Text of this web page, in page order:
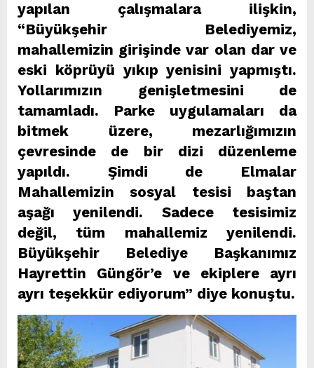
yapılan çalışmalara ilişkin,
“Büyükşehir Belediyemiz,
mahallemizin girişinde var olan dar ve
eski köprüyü yıkıp yenisini yapmıştı.
Yollarımızın genişletmesini de
tamamladı. Parke uygulamaları da
bitmek üzere, mezarlığımızın
çevresinde de bir dizi düzenleme
yapıldı. Şimdi de Elmalar
Mahallemizin sosyal tesisi baştan
aşağı yenilendi. Sadece tesisimiz
değil, tüm mahallemiz yenilendi.
Büyükşehir Belediye Başkanımız
Hayrettin Güngör’e ve ekiplere ayrı
ayrı teşekkür ediyorum” diye konuştu.